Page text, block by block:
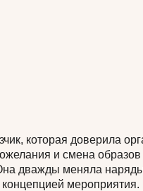
которая доверила
и смена образов
дважды меняла
мероприятия.